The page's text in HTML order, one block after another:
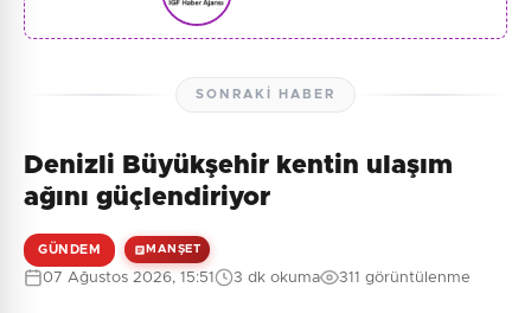
SONRAKI HABER
Denizli Büyükşehir kentin ulaşım
ağını güçlendiriyor
GÜNDEM MANŞET
07 Ağustos 2026, 15:51 3 dk okuma 311 görüntülenme